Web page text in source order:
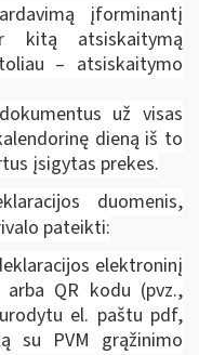
įforminantį
kitą atsiskaitymą
– atsiskaitymo
už visas
dieną iš to
įsigytas prekes.
duomenis,
pateikti:
elektroninį
QR kodu (pvz.,
el. paštu pdf,
PVM grąžinimo